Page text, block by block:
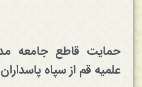
حمایت قاطع جامعه
علمیه قم از سپاه پاسداران